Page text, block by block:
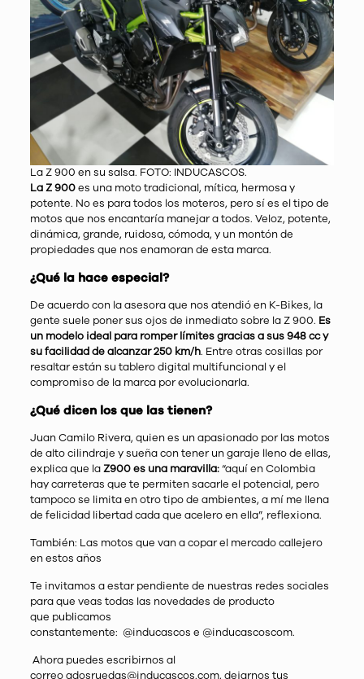
La Z 900 en su salsa. FOTO: INDUCASCOS.
La Z 900es una moto tradicional, mítica, hermosa y
potente. No es para todos los moteros, pero sí es el tipo de
motos que nos encantaría manejar a todos. Veloz, potente,
dinámica, grande, ruidosa, cómoda, y un montón de
propiedades que nos enamoran de esta marca.
¿Qué la hace especial?
De acuerdo con la asesora que nos atendió en K-Bikes, la
gente suele poner sus ojos de inmediato sobre la Z 900. Es
un modelo ideal para romper límites gracias a sus 948 cc y
su facilidad de alcanzar 250 km/h. Entre otras cosillas por
resaltar están su tablero digital multifuncional y el
compromiso de la marca por evolucionarla.
¿Qué dicen los que las tienen?
Juan Camilo Rivera, quien es un apasionado por las motos
de alto cilindraje y sueña con tener un garaje lleno de ellas,
explica que laZ900 es una maravilla:“aquí en Colombia
hay carreteras que te permiten sacarle el potencial, pero
tampoco se limita en otro tipo de ambientes, a mí me llena
de felicidad libertad cada que acelero en ella”, reflexiona.
También: Las motos que van a copar el mercado callejero
en estos años
Te invitamos a estar pendiente de nuestras redes sociales
para que veas todas las novedades de producto
que publicamos
constantemente: @inducascos e @inducascoscom.
Ahora puedes escribirnos al
correoadosruedas@inducascos.com, dejarnos tus